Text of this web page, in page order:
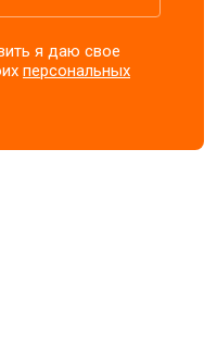
я даю свое
персональных